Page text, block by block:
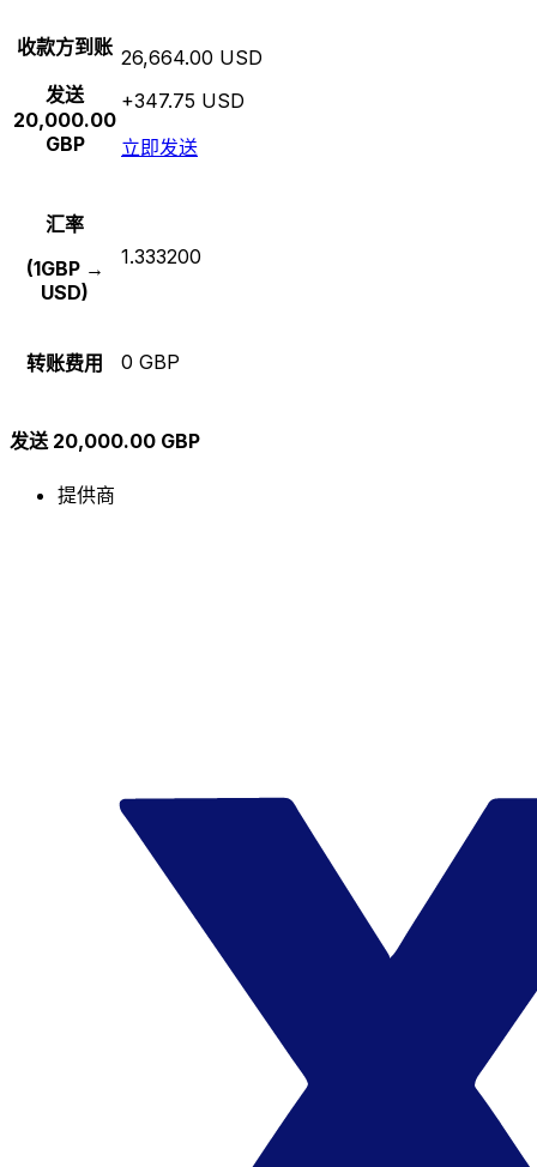
收款方到账
发送
20,000.00
GBP
26,664.00 USD
+347.75 USD
立即发送
汇率
(1GBP →
USD)
1.333200
转账费用 0 GBP
发送 20,000.00 GBP
提供商